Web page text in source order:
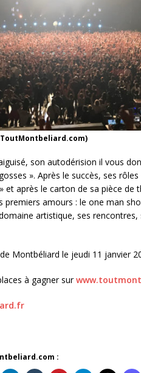
son autodérision il vous
». Après le succès, ses
et après le carton de sa pièce de
premiers amours : le one man
artistique, ses
Montbéliard le jeudi 11 janvier
à gagner sur
: